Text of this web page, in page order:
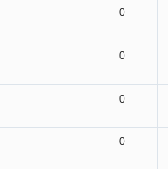
0
0
0
0